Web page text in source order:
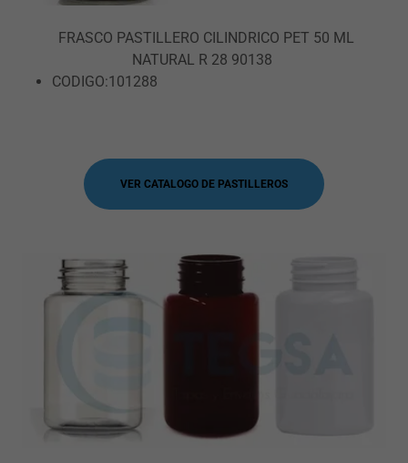
FRASCO PASTILLERO CILINDRICO PET 50 ML
NATURAL R 28 90138
CODIGO:101288
VER CATALOGO DE PASTILLEROS